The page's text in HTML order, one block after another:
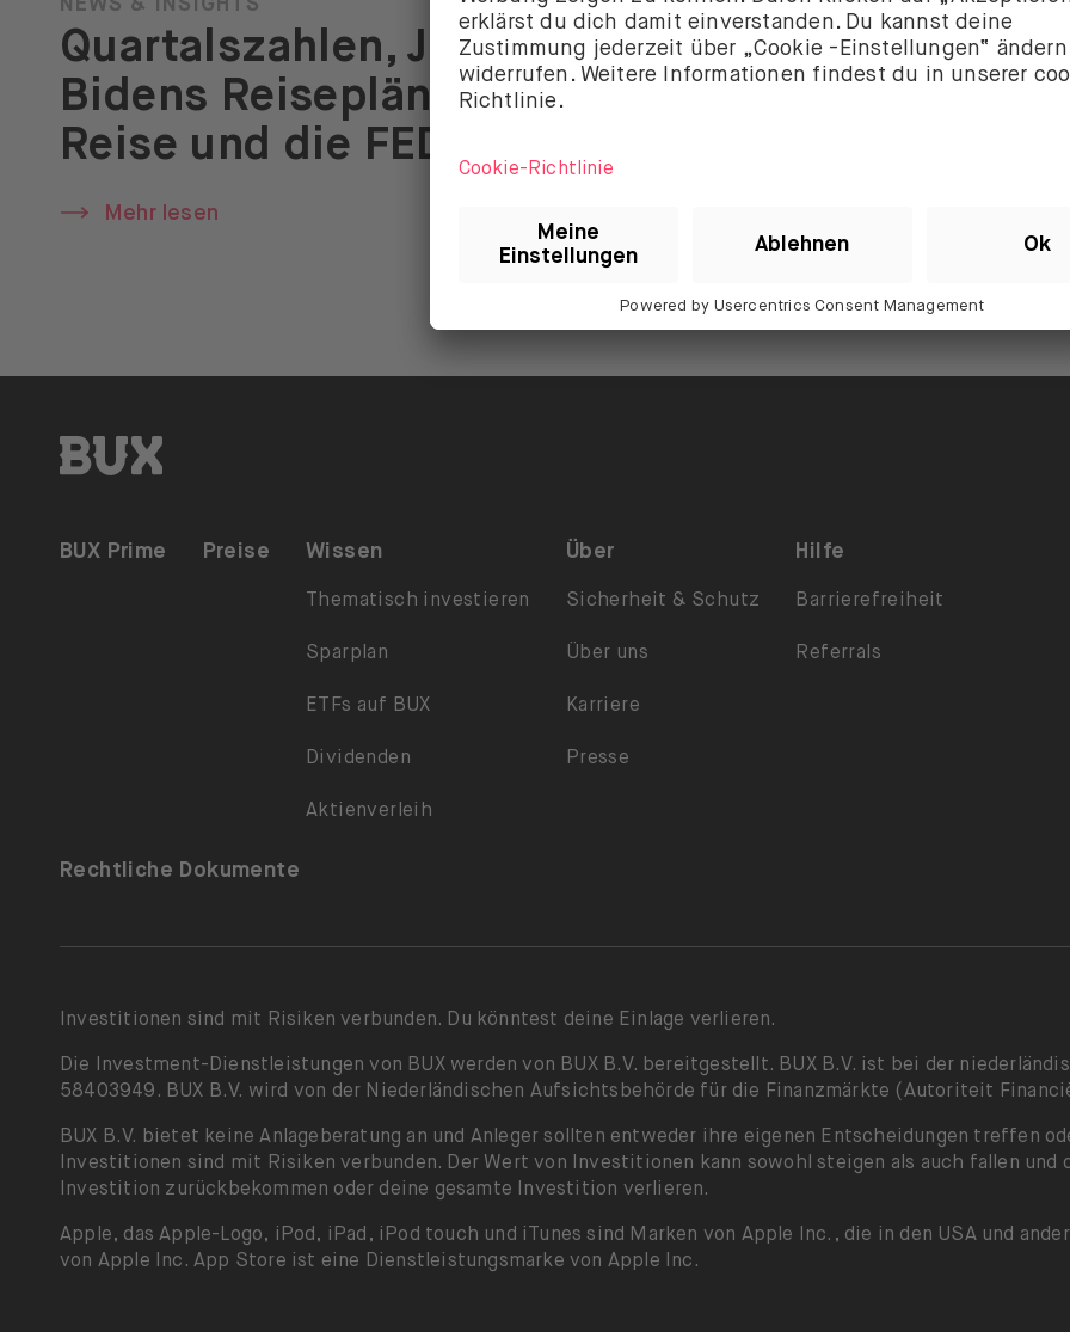
NEWS & INSIGHTS
Quartalszahlen, Joe
Bidens Reisepläne,
Reise und die FED
Mehr lesen
NEWS & INSIGHTS
Tourismus, Bio und
BUX | Mach mehr mit deinem Geld DE
BUX Prime Preise Wissen
Thematisch investieren
Sparplan
ETFs auf BUX
Dividenden
Aktienverleih
Über
Sicherheit & Schutz
Über uns
Karriere
Presse
Hilfe
Barrierefreiheit
Referrals
Rechtliche Dokumente
Investitionen sind mit Risiken verbunden. Du könntest deine Einlage verlieren.
Die Investment-Dienstleistungen von BUX werden von BUX B.V. bereitgestellt. BUX B.V. ist bei der
58403949. BUX B.V. wird von der Niederländischen Aufsichtsbehörde für die Finanzmärkte (Autoriteit
BUX B.V. bietet keine Anlageberatung an und Anleger sollten entweder ihre eigenen Entscheidungen treffen
Investitionen sind mit Risiken verbunden. Der Wert von Investitionen kann sowohl steigen als auch fallen
Investition zurückbekommen oder deine gesamte Investition verlieren.
Apple, das Apple-Logo, iPod, iPad, iPod touch und iTunes sind Marken von Apple Inc., die in den USA und
von Apple Inc. App Store ist eine Dienstleistungsmarke von Apple Inc.